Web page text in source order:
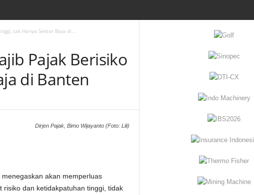
tak Hanya Sektor Baja di...
Pajak Berisiko
di Banten
Dirjen Pajak, Bimo Wijayanto (Foto: Lili)
akan memperluas
risiko dan ketidakpatuhan tinggi, tidak